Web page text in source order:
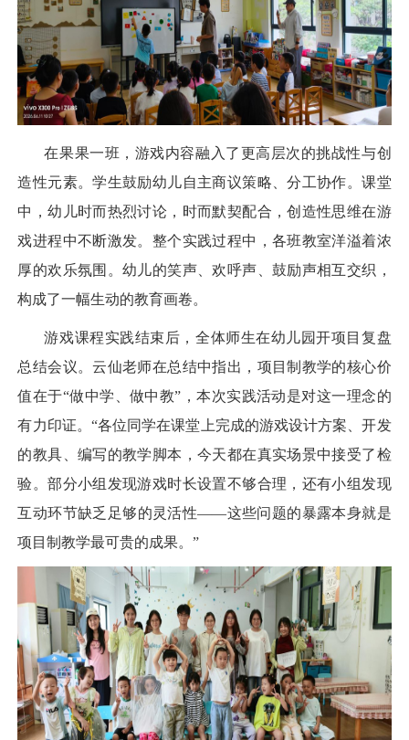
在果果一班，游戏内容融入了更高层次的挑战性与创
造性元素。学生鼓励幼儿自主商议策略、分工协作。课堂
中，幼儿时而热烈讨论，时而默契配合，创造性思维在游
戏进程中不断激发。整个实践过程中，各班教室洋溢着浓
厚的欢乐氛围。幼儿的笑声、欢呼声、鼓励声相互交织，
构成了一幅生动的教育画卷。
游戏课程实践结束后，全体师生在幼儿园开项目复盘
总结会议。云仙老师在总结中指出，项目制教学的核心价
值在于“做中学、做中教”，本次实践活动是对这一理念的
有力印证。“各位同学在课堂上完成的游戏设计方案、开发
的教具、编写的教学脚本，今天都在真实场景中接受了检
验。部分小组发现游戏时长设置不够合理，还有小组发现
互动环节缺乏足够的灵活性——这些问题的暴露本身就是
项目制教学最可贵的成果。”